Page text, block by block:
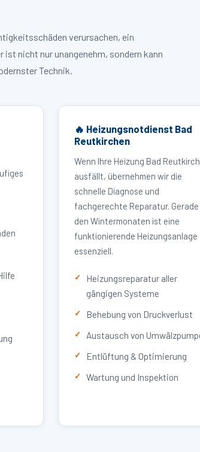
verursachen, ein
nicht nur unangenehm, sondern kann
Technik.
🔥 Heizungsnotdienst Bad
Reutkirchen
Wenn Ihre Heizung Bad
ausfällt, übernehmen wir die
schnelle Diagnose und
fachgerechte Reparatur. Gerade
den Wintermonaten ist eine
funktionierende Heizungsanlage
essenziell.
Heizungsreparatur aller
gängigen Systeme
Behebung von Druckverlust
Austausch von
Entlüftung & Optimierung
Wartung und Inspektion